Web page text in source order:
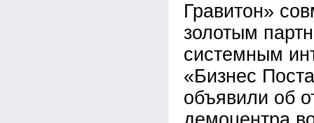
Гравитон»
золотым
системным
«Бизнес
объявили об